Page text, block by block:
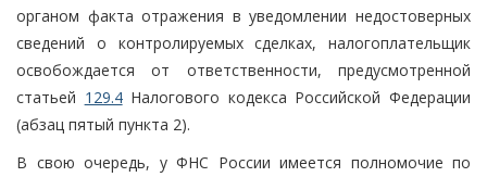
органом факта отражения в уведомлении недостоверных
сведений о контролируемых сделках, налогоплательщик
освобождается от ответственности, предусмотренной
статьей 129.4Налогового кодекса Российской Федерации
(абзац пятый пункта 2).
В свою очередь, у ФНС России имеется полномочие по